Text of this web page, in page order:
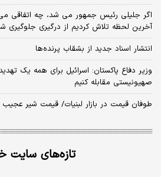
اگر جلیلی رئیس جمهور می شد، چه اتفاقی
آخرین لحظه تلاش کردیم از درگیری جلوگیری
انتشار اسناد جدید از بشقاب پرنده‌ها
وزیر دفاع پاکستان: اسرائیل برای همه یک
صهیونیستی مقابله کنیم
طوفان قیمت در بازار لبنیات/ قیمت شیر
تازه‌های سایت